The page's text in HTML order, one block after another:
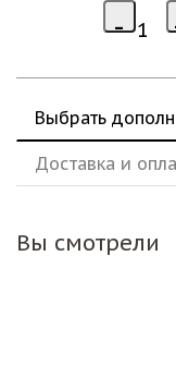
Выбрать
Доставка и
Вы смотрели